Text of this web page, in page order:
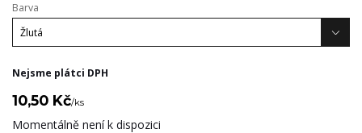
Barva
Nejsme plátci DPH
10,50 Kč/ks
Momentálně není k dispozici